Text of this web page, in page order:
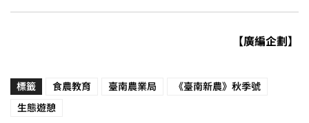
【廣編企劃】
標籤 食農教育 臺南農業局 《臺南新農》秋季號
生態遊憩